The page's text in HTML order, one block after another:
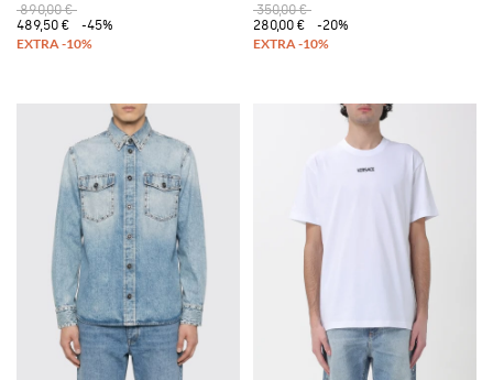
890,00 €
489,50 €
-45%
350,00 €
280,00 €
-20%